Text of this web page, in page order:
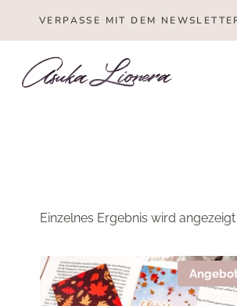
VERPASSE MIT DEM
Einzelnes Ergebnis wird angezeigt